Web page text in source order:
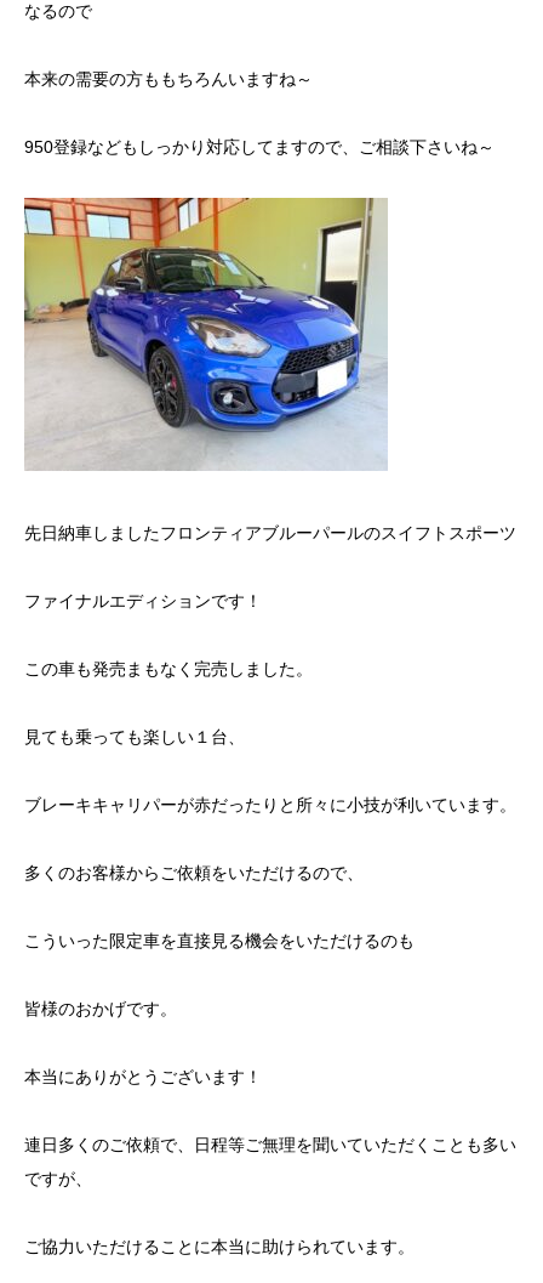
なるので
本来の需要の方ももちろんいますね～
950登録などもしっかり対応してますので、ご相談下さいね～
先日納車しましたフロンティアブルーパールのスイフトスポーツ
ファイナルエディションです！
この車も発売まもなく完売しました。
見ても乗っても楽しい１台、
ブレーキキャリパーが赤だったりと所々に小技が利いています。
多くのお客様からご依頼をいただけるので、
こういった限定車を直接見る機会をいただけるのも
皆様のおかげです。
本当にありがとうございます！
連日多くのご依頼で、日程等ご無理を聞いていただくことも多い
ですが、
ご協力いただけることに本当に助けられています。